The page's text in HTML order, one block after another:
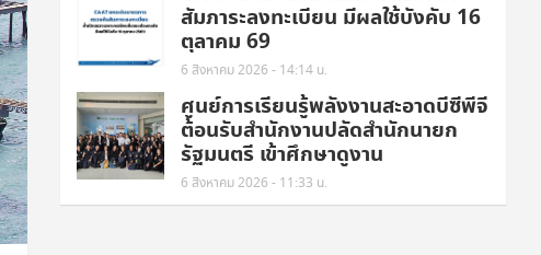
สัมภาระลงทะเบียน มีผลใช้บังคับ 16
ตุลาคม 69
6 สิงหาคม 2026 - 14:14 น.
ศูนย์การเรียนรู้พลังงานสะอาดบีซีพีจี
ต้อนรับสำนักงานปลัดสำนักนายก
รัฐมนตรี เข้าศึกษาดูงาน
6 สิงหาคม 2026 - 11:33 น.